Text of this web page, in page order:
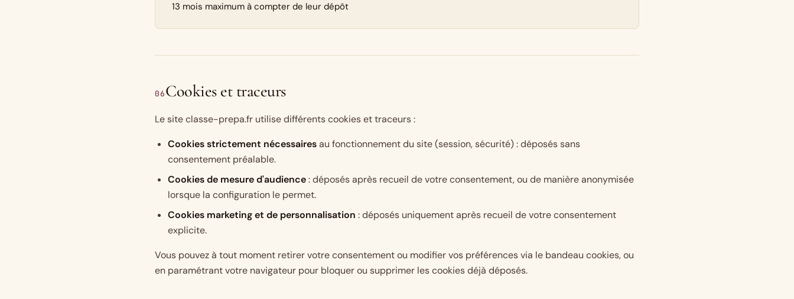
13 mois maximum à compter de leur dépôt
06Cookies et traceurs
Le site classe-prepa.fr utilise différents cookies et traceurs :
Cookies strictement nécessairesau fonctionnement du site (session, sécurité) : déposés sans
consentement préalable.
Cookies de mesure d'audience: déposés après recueil de votre consentement, ou de manière anonymisée
lorsque la configuration le permet.
Cookies marketing et de personnalisation : déposés uniquement après recueil de votre consentement
explicite.
Vous pouvez à tout moment retirer votre consentement ou modifier vos préférences via le bandeau cookies, ou
en paramétrant votre navigateur pour bloquer ou supprimer les cookies déjà déposés.